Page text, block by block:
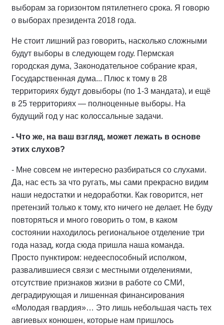
выборам за горизонтом пятилетнего срока. Я говорю
о выборах президента 2018 года.
Не стоит лишний раз говорить, насколько сложными
будут выборы в следующем году. Пермская
городская дума, Законодательное собрание края,
Государственная дума... Плюс к тому в 28
территориях будут довыборы (по 1-3 мандата), и ещё
в 25 территориях — полноценные выборы. На
будущий год у нас колоссальные задачи.
- Что же, на ваш взгляд, может лежать в основе
этих слухов?
- Мне совсем не интересно разбираться со слухами.
Да, нас есть за что ругать, мы сами прекрасно видим
наши недостатки и недоработки. Как говорится, нет
претензий только к тому, кто ничего не делает. Не буду
повторяться и много говорить о том, в каком
состоянии находилось региональное отделение три
года назад, когда сюда пришла наша команда.
Просто пунктиром: недееспособный исполком,
развалившиеся связи с местными отделениями,
отсутствие признаков жизни в работе со СМИ,
деградирующая и лишенная финансирования
«Молодая гвардия»… Это лишь небольшая часть тех
авгиевых конюшен, которые нам пришлось